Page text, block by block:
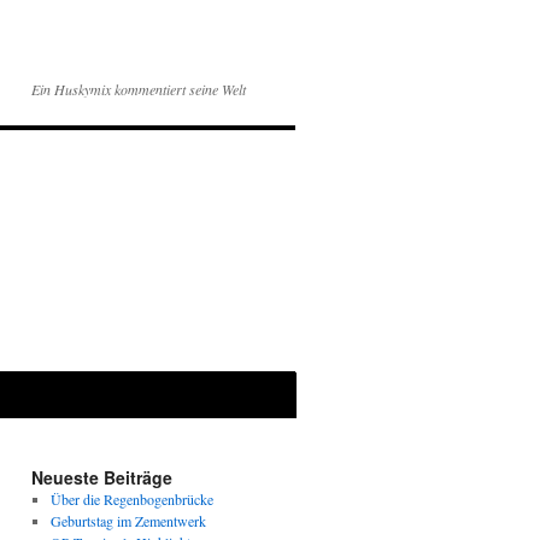
Ein Huskymix kommentiert seine Welt
Neueste Beiträge
Über die Regenbogenbrücke
Geburtstag im Zementwerk